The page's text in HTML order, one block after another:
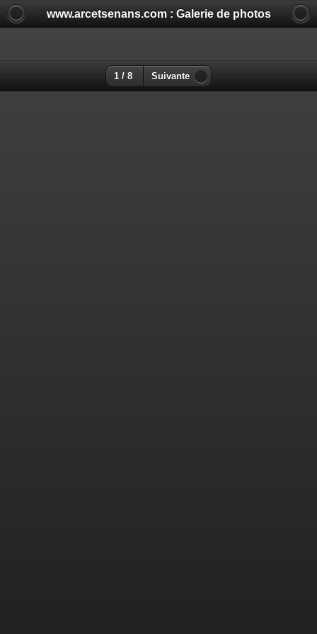
www.arcetsenans.com : Galerie de photos
1 / 8 Suivante